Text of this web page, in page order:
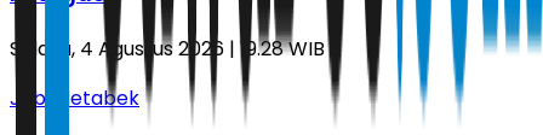
Selasa, 4 Agustus 2026 | 19.28 WIB
Jabodetabek